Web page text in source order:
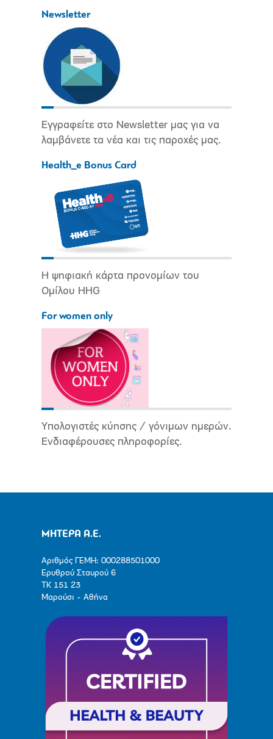
Newsletter
Εγγραφείτε στο Newsletter μας για να
λαμβάνετε τα νέα και τις παροχές μας.
Health_e Bonus Card
Η ψηφιακή κάρτα προνομίων του
Ομίλου HHG
For women only
Υπολογιστές κύησης / γόνιμων ημερών.
Ενδιαφέρουσες πληροφορίες.
ΜΗΤΕΡΑ Α.Ε.
Αριθμός ΓΕΜΗ: 000288501000
Ερυθρού Σταυρού 6
ΤΚ 151 23
Μαρούσι - Αθήνα